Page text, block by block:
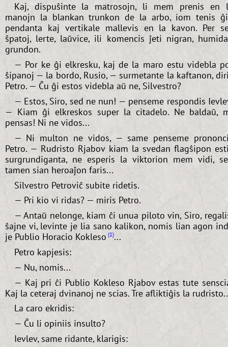
Kaj, dispuŝinte la matrosojn, li mem prenis en
manojn la blankan trunkon de la arbo, iom tenis
pendanta kaj vertikale mallevis en la kavon. Per
ŝpatoj, lerte, laŭvice, ili komencis ĵeti nigran,
grundon.
— Por ke ĝi elkresku, kaj de la maro estu videbla
ŝipanoj — la bordo, Rusio, — surmetante la kaftanon,
Petro. — Ĉu ĝi estos videbla aŭ ne, Silvestro?
— Estos, Siro, sed ne nun! — penseme respondis
— Kiam ĝi elkreskos super la citadelo. Ne baldaŭ,
pensas! Ni ne vidos...
— Ni multon ne vidos, — same penseme
Petro. — Rudristo Rjabov kiam la svedan flagŝipon
surgrundiganta, ne esperis la viktorion mem vidi,
tamen sian heroaĵon faris...
Silvestro Petroviĉ subite ridetis.
— Pri kio vi ridas? — miris Petro.
— Antaŭ nelonge, kiam ĉi unua piloto vin, Siro,
ŝajne vi, levinte je lia sano kalikon, nomis lian agon
je Publio Horacio Kokleso 1 ...
Petro kapjesis:
— Nu, nomis...
— Kaj pri ĉi Publio Kokleso Rjabov estas tute
Kaj la ceteraj dvinanoj ne scias. Tre afliktiĝis la
La caro ekridis:
— Ĉu li opiniis insulto?
Ievlev, same ridante, klarigis: